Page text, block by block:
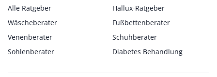
Alle Ratgeber
Hallux-Ratgeber
Wäscheberater
Fußbettenberater
Venenberater
Schuhberater
Sohlenberater
Diabetes Behandlung